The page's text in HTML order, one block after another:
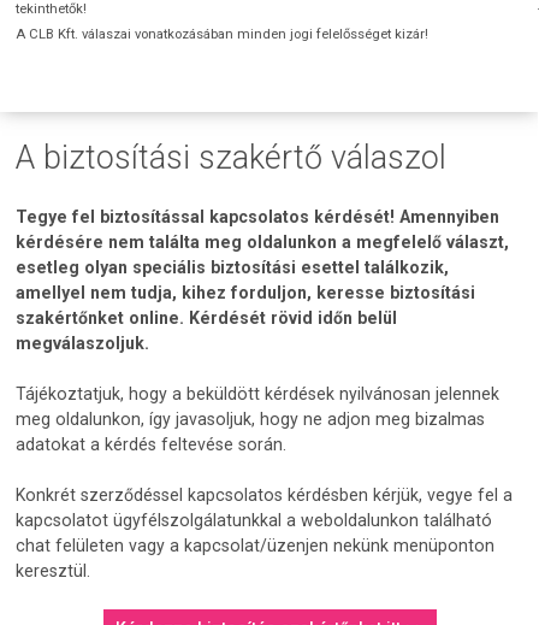
tekinthetők!
A CLB Kft. válaszai vonatkozásában minden jogi felelősséget kizár!
A biztosítási szakértő válaszol
Tegye fel biztosítással kapcsolatos kérdését! Amennyiben
kérdésére nem találta meg oldalunkon a megfelelő választ,
esetleg olyan speciális biztosítási esettel találkozik,
amellyel nem tudja, kihez forduljon, keresse biztosítási
szakértőnket online. Kérdését rövid időn belül
megválaszoljuk.
Tájékoztatjuk, hogy a beküldött kérdések nyilvánosan jelennek
meg oldalunkon, így javasoljuk, hogy ne adjon meg bizalmas
adatokat a kérdés feltevése során.
Konkrét szerződéssel kapcsolatos kérdésben kérjük, vegye fel a
kapcsolatot ügyfélszolgálatunkkal a weboldalunkon található
chat felületen vagy a kapcsolat/üzenjen nekünk menüponton
keresztül.